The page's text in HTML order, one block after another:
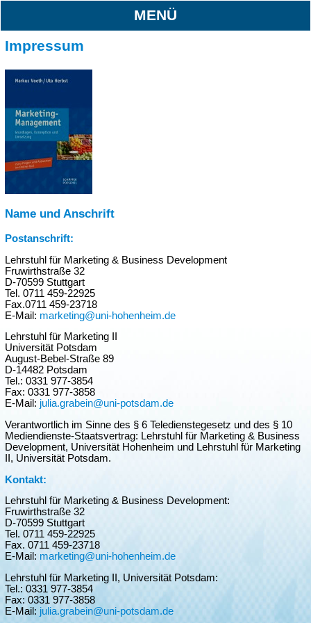
MENÜ
Impressum
Name und Anschrift
Postanschrift:
Lehrstuhl für Marketing & Business Development
Fruwirthstraße 32
D-70599 Stuttgart
Tel. 0711 459-22925
Fax.0711 459-23718
E-Mail: marketing@uni-hohenheim.de
Lehrstuhl für Marketing II
Universität Potsdam
August-Bebel-Straße 89
D-14482 Potsdam
Tel.: 0331 977-3854
Fax: 0331 977-3858
E-Mail: julia.grabein@uni-potsdam.de
Verantwortlich im Sinne des § 6 Teledienstegesetz und des § 10
Mediendienste-Staatsvertrag: Lehrstuhl für Marketing & Business
Development, Universität Hohenheim und Lehrstuhl für Marketing
II, Universität Potsdam.
Kontakt:
Lehrstuhl für Marketing & Business Development:
Fruwirthstraße 32
D-70599 Stuttgart
Tel. 0711 459-22925
Fax. 0711 459-23718
E-Mail: marketing@uni-hohenheim.de
Lehrstuhl für Marketing II, Universität Potsdam:
Tel.: 0331 977-3854
Fax: 0331 977-3858
E-Mail: julia.grabein@uni-potsdam.de